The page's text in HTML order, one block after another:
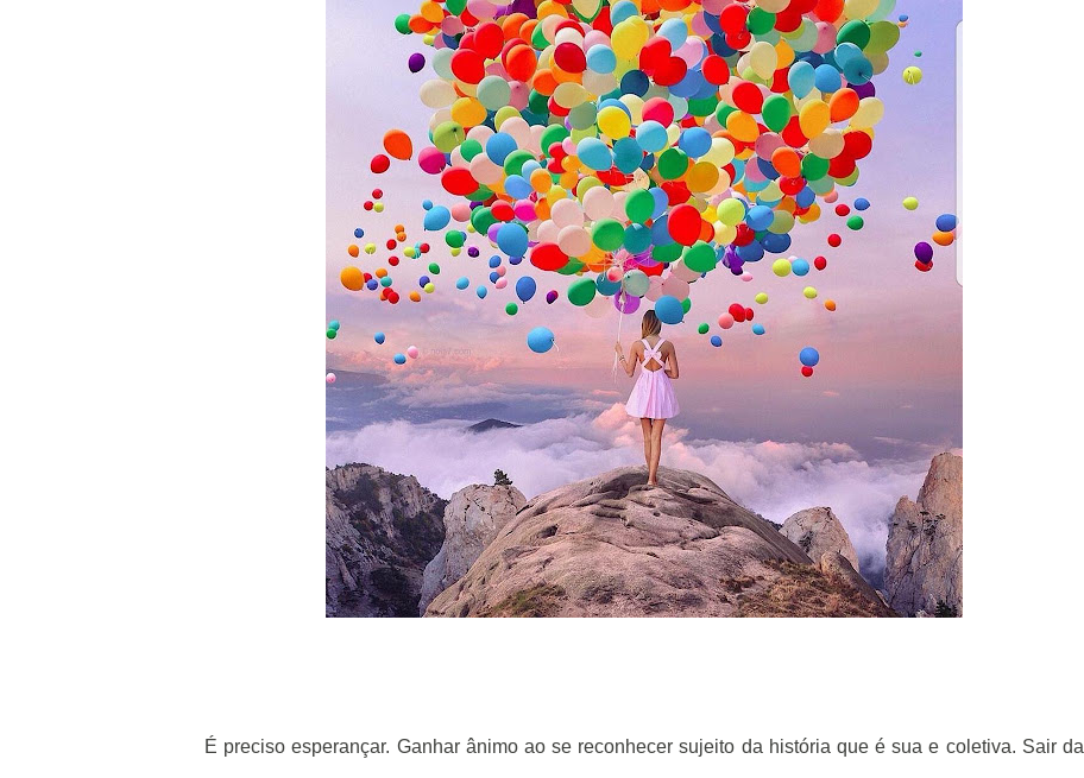
É preciso esperançar. Ganhar ânimo ao se reconhecer sujeito da história que é sua e coletiva. Sair da